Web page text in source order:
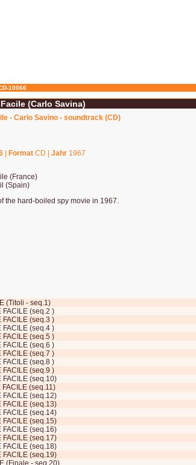
10066
(Carlo Savina)
- Carlo Savino - soundtrack (CD)
Format CD | Jahr 1967
(France)
(Spain)
the hard-boiled spy movie in 1967.
(Titoli - seq.1)
FACILE (seq.2 )
FACILE (seq.3 )
FACILE (seq.4 )
FACILE (seq.5 )
FACILE (seq.6 )
FACILE (seq.7 )
FACILE (seq.8 )
FACILE (seq.9 )
FACILE (seq.10)
FACILE (seq.11)
FACILE (seq.12)
FACILE (seq.13)
FACILE (seq.14)
FACILE (seq.15)
FACILE (seq.16)
FACILE (seq.17)
FACILE (seq.18)
FACILE (seq.19)
(Finale - seq.20)